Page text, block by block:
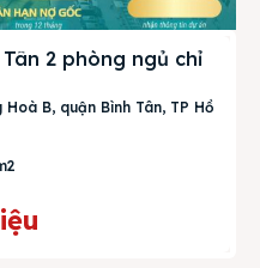
2 phòng ngủ chỉ
B, quận Bình Tân, TP Hồ